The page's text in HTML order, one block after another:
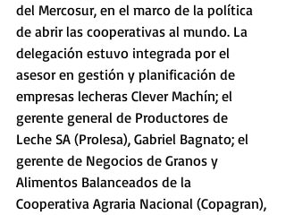
del Mercosur, en el marco de la política
de abrir las cooperativas al mundo. La
delegación estuvo integrada por el
asesor en gestión y planificación de
empresas lecheras Clever Machín; el
gerente general de Productores de
Leche SA (Prolesa), Gabriel Bagnato; el
gerente de Negocios de Granos y
Alimentos Balanceados de la
Cooperativa Agraria Nacional (Copagran),